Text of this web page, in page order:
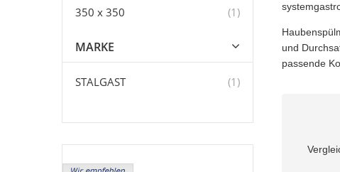
und
passende
350 x 350 1 Artikel
MARKE
STALGAST 1 Artikel